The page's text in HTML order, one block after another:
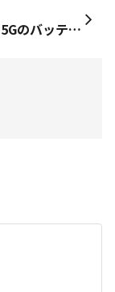
TORQUE5Gのバッテリーの交換時期 パート２